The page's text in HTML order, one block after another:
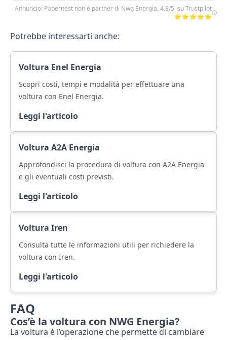
Annuncio: Papernest non è partner di Nwg Energia. 4,8/5 su Trustpilot
⭐⭐⭐⭐⭐
Potrebbe interessarti anche:
Voltura Enel Energia
Scopri costi, tempi e modalità per effettuare una
voltura con Enel Energia.
Leggi l'articolo
Voltura A2A Energia
Approfondisci la procedura di voltura con A2A Energia
e gli eventuali costi previsti.
Leggi l'articolo
Voltura Iren
Consulta tutte le informazioni utili per richiedere la
voltura con Iren.
Leggi l'articolo
FAQ
Cos’è la voltura con NWG Energia?
La voltura è l’operazione che permette di cambiare